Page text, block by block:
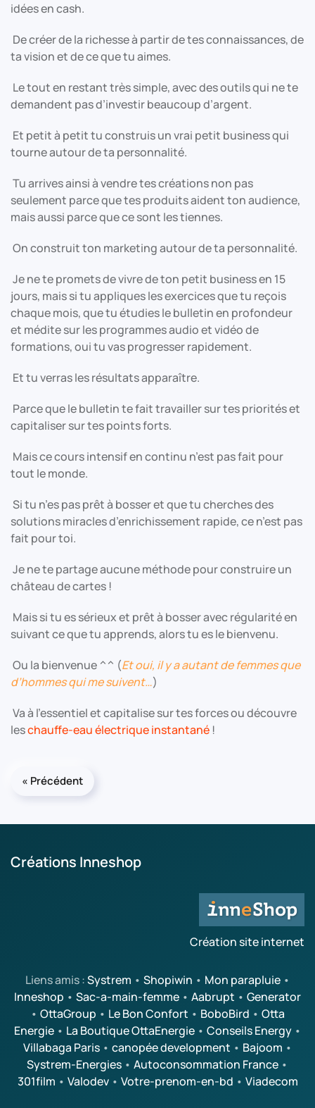
idées en cash.
De créer de la richesse à partir de tes connaissances, de
ta vision et de ce que tu aimes.
Le tout en restant très simple, avec des outils qui ne te
demandent pas d’investir beaucoup d’argent.
Et petit à petit tu construis un vrai petit business qui
tourne autour de ta personnalité.
Tu arrives ainsi à vendre tes créations non pas
seulement parce que tes produits aident ton audience,
mais aussi parce que ce sont les tiennes.
On construit ton marketing autour de ta personnalité.
Je ne te promets de vivre de ton petit business en 15
jours, mais si tu appliques les exercices que tu reçois
chaque mois, que tu étudies le bulletin en profondeur
et médite sur les programmes audio et vidéo de
formations, oui tu vas progresser rapidement.
Et tu verras les résultats apparaître.
Parce que le bulletin te fait travailler sur tes priorités et
capitaliser sur tes points forts.
Mais ce cours intensif en continu n’est pas fait pour
tout le monde.
Si tu n’es pas prêt à bosser et que tu cherches des
solutions miracles d’enrichissement rapide, ce n’est pas
fait pour toi.
Je ne te partage aucune méthode pour construire un
château de cartes !
Mais si tu es sérieux et prêt à bosser avec régularité en
suivant ce que tu apprends, alors tu es le bienvenu.
Ou la bienvenue ^^ (Et oui, il y a autant de femmes que
d’hommes qui me suivent…)
Va à l’essentiel et capitalise sur tes forces ou découvre
leschauffe-eau électrique instantané !
« Précédent
Créations Inneshop
Création site internet
Liens amis :Systrem • Shopiwin • Mon parapluie•
Inneshop • Sac-a-main-femme • Aabrupt • Generator
• OttaGroup • Le Bon Confort • BoboBird • Otta
Energie• La Boutique OttaEnergie• Conseils Energy•
Villabaga Paris• canopée development • Bajoom •
Systrem-Energies • Autoconsommation France •
301film • Valodev• Votre-prenom-en-bd • Viadecom